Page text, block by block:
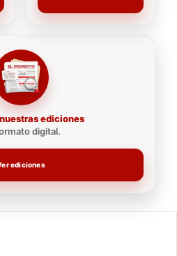
nuestras ediciones
digital.
ediciones